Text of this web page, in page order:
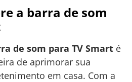
a barra de som
de som para TV Smart é
de aprimorar sua
em casa. Com a